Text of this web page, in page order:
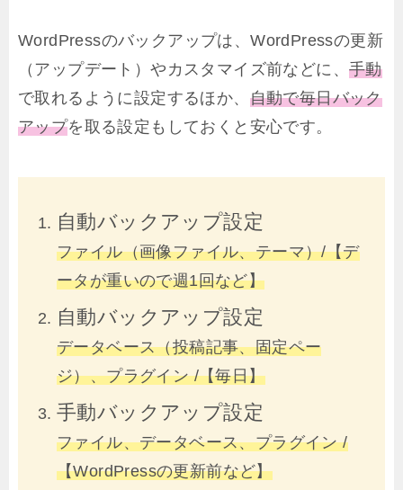
WordPressのバックアップは、WordPressの更新
（アップデート）やカスタマイズ前などに、 手動
で取れるように設定するほか、 自動で毎日バック
アップを取る設定もしておくと安心です。
自動バックアップ設定
ファイル（画像ファイル、テーマ）/【デ
ータが重いので週1回など】
自動バックアップ設定
データベース（投稿記事、固定ペー
ジ）、プラグイン /【毎日】
手動バックアップ設定
ファイル、データベース、プラグイン /
【WordPressの更新前など】